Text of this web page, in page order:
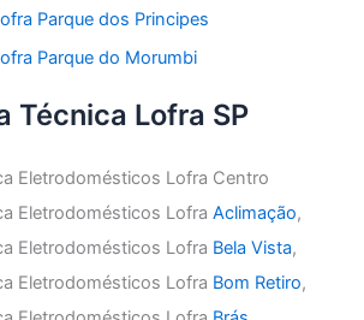
Parque dos Principes
Parque do Morumbi
Técnica Lofra SP
Eletrodomésticos Lofra Centro
Eletrodomésticos LofraAclimação,
Eletrodomésticos Lofra Bela Vista,
Eletrodomésticos Lofra Bom Retiro,